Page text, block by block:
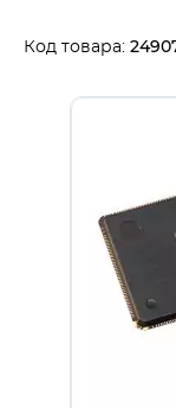
Код товара: